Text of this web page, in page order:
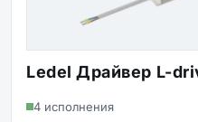
Ledel Драйвер L-
4 исполнения